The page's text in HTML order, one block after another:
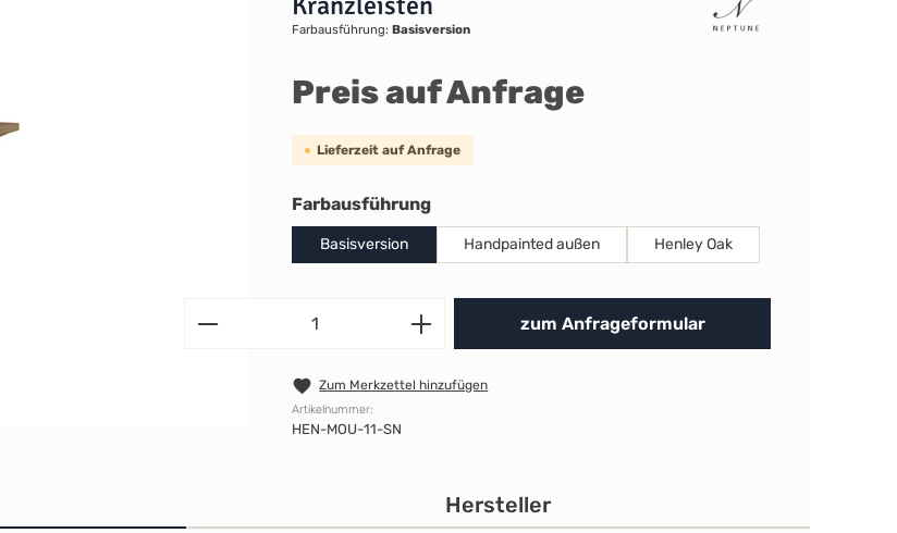
Farbausführung: Basisversion
Preis auf Anfrage
Lieferzeit auf Anfrage
Farbausführungauswählen
Basisversion Handpainted außen Henley Oak
Produkt Anzahl: Gib den
zum Anfrageformular
Zum Merkzettel hinzufügen
Artikelnummer:
HEN-MOU-11-SN
Hersteller